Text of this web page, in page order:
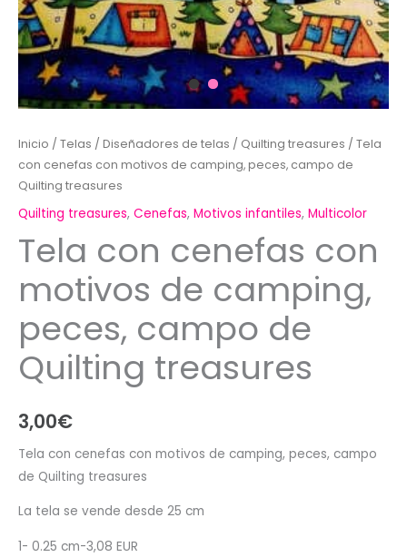
Inicio / Telas / Diseñadores de telas / Quilting treasures / Tela
con cenefas con motivos de camping, peces, campo de
Quilting treasures
Quilting treasures, Cenefas, Motivos infantiles, Multicolor
Tela con cenefas con
motivos de camping,
peces, campo de
Quilting treasures
3,00€
Tela con cenefas con motivos de camping, peces, campo
de Quilting treasures
La tela se vende desde 25 cm
1- 0.25 cm-3,08 EUR